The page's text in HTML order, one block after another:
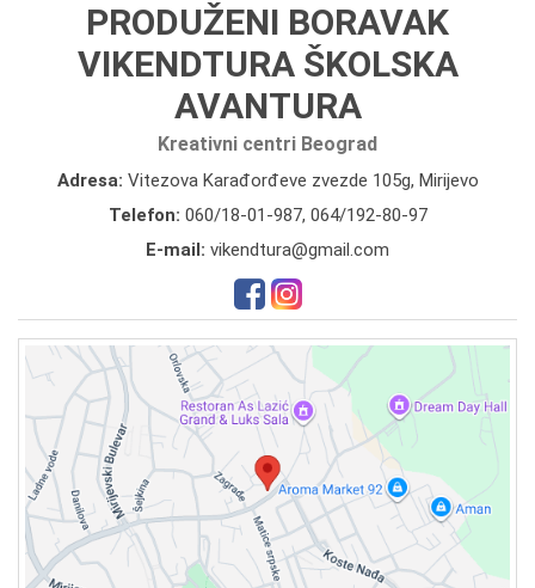
PRODUŽENI BORAVAK
VIKENDTURA ŠKOLSKA
AVANTURA
Kreativni centri Beograd
Adresa: Vitezova Karađorđeve zvezde 105g, Mirijevo
Telefon: 060/18-01-987, 064/192-80-97
E-mail: vikendtura@gmail.com